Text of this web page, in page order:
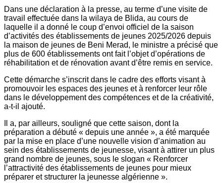
Dans une déclaration à la presse, au terme d’une visite de
travail effectuée dans la wilaya de Blida, au cours de
laquelle il a donné le coup d’envoi officiel de la saison
d’activités des établissements de jeunes 2025/2026 depuis
la maison de jeunes de Beni Merad, le ministre a précisé que
plus de 600 établissements ont fait l’objet d’opérations de
réhabilitation et de rénovation avant d’être remis en service.
Cette démarche s’inscrit dans le cadre des efforts visant à
promouvoir les espaces des jeunes et à renforcer leur rôle
dans le développement des compétences et de la créativité,
a-t-il ajouté.
Il a, par ailleurs, souligné que cette saison, dont la
préparation a débuté « depuis une année », a été marquée
par la mise en place d’une nouvelle vision d’animation au
sein des établissements de jeunesse, visant à attirer un plus
grand nombre de jeunes, sous le slogan « Renforcer
l’attractivité des établissements de jeunes pour mieux
préparer et structurer la jeunesse algérienne ».